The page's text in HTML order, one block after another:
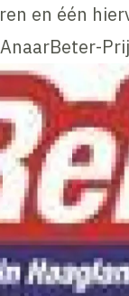
en één